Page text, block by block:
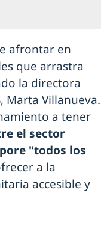
afrontar en
que arrastra
la directora
Marta Villanueva.
a tener
el sector
"todos los
a la
accesible y